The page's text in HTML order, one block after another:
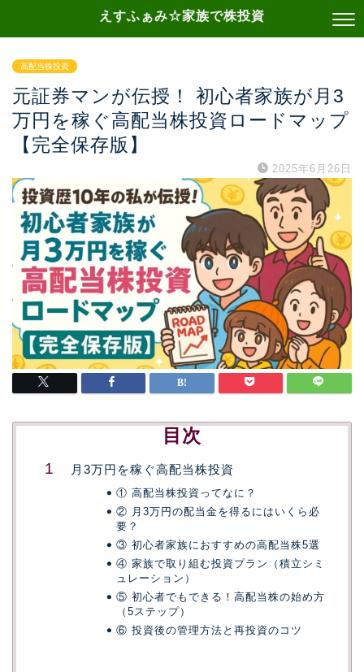
えすふぁみ☆家族で株投資
高配当株投資
元証券マンが伝授！ 初心者家族が月3
万円を稼ぐ高配当株投資ロードマップ
【完全保存版】
2025年6月26日
目次
月3万円を稼ぐ高配当株投資
① 高配当株投資ってなに？
② 月3万円の配当金を得るにはいくら必
要？
③ 初心者家族におすすめの高配当株5選
④ 家族で取り組む投資プラン（積立シミ
ュレーション）
⑤ 初心者でもできる！高配当株の始め方
（5ステップ）
⑥ 投資後の管理方法と再投資のコツ